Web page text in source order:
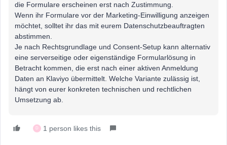
die Formulare erscheinen erst nach Zustimmung.
Wenn ihr Formulare vor der Marketing-Einwilligung anzeigen
möchtet, solltet ihr das mit eurem Datenschutzbeauftragten
abstimmen.
Je nach Rechtsgrundlage und Consent-Setup kann alternativ
eine serverseitige oder eigenständige Formularlösung in
Betracht kommen, die erst nach einer aktiven Anmeldung
Daten an Klaviyo übermittelt. Welche Variante zulässig ist,
hängt von eurer konkreten technischen und rechtlichen
Umsetzung ab.
D 1 person likes this